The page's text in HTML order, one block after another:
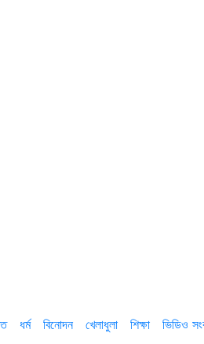
ধর্ম বিনোদন খেলাধুলা শিক্ষা ভিডিও